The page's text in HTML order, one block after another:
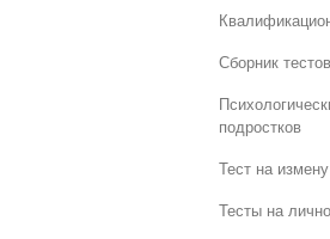
Сборник
подростков
Тест на измену
Тесты на